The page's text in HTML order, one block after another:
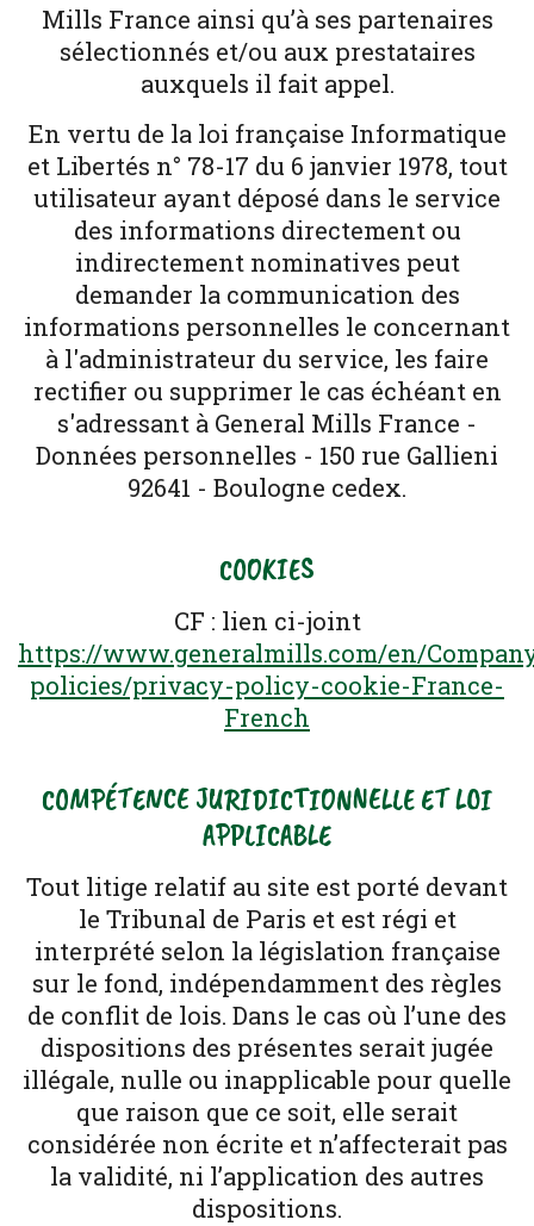
Mills France ainsi qu’à ses partenaires
sélectionnés et/ou aux prestataires
auxquels il fait appel.
En vertu de la loi française Informatique
et Libertés n° 78-17 du 6 janvier 1978, tout
utilisateur ayant déposé dans le service
des informations directement ou
indirectement nominatives peut
demander la communication des
informations personnelles le concernant
à l'administrateur du service, les faire
rectifier ou supprimer le cas échéant en
s'adressant à General Mills France -
Données personnelles - 150 rue Gallieni
92641 - Boulogne cedex.
COOKIES
CF : lien ci-joint
https://www.generalmills.com/en/
policies/privacy-policy-cookie-France-
French
COMPÉTENCE JURIDICTIONNELLE ET LOI
APPLICABLE
Tout litige relatif au site est porté devant
le Tribunal de Paris et est régi et
interprété selon la législation française
sur le fond, indépendamment des règles
de conflit de lois. Dans le cas où l’une des
dispositions des présentes serait jugée
illégale, nulle ou inapplicable pour quelle
que raison que ce soit, elle serait
considérée non écrite et n’affecterait pas
la validité, ni l’application des autres
dispositions.